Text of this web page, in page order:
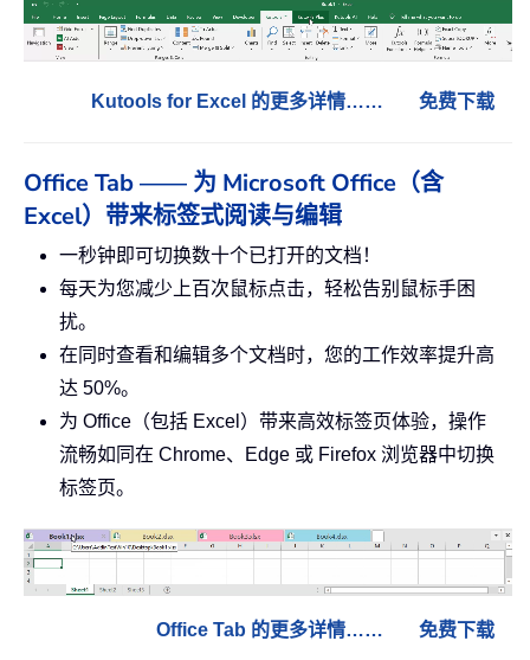
Kutools for Excel 的更多详情…… 免费下载
Office Tab —— 为 Microsoft Office（含
Excel）带来标签式阅读与编辑
一秒钟即可切换数十个已打开的文档！
每天为您减少上百次鼠标点击，轻松告别鼠标手困
扰。
在同时查看和编辑多个文档时，您的工作效率提升高
达 50%。
为 Office（包括 Excel）带来高效标签页体验，操作
流畅如同在 Chrome、Edge 或 Firefox 浏览器中切换
标签页。
Office Tab 的更多详情…… 免费下载